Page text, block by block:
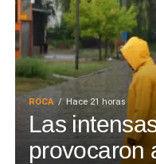
ROCA Hace 21 horas
Las
provocaron